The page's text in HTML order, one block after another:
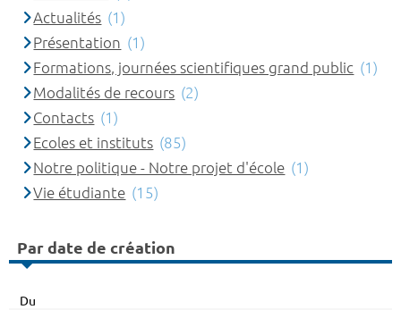
Actualités (1)
Présentation (1)
Formations, journées scientifiques grand public (1)
Modalités de recours (2)
Contacts (1)
Ecoles et instituts (85)
Notre politique - Notre projet d'école (1)
Vie étudiante (15)
Par date de création
Du